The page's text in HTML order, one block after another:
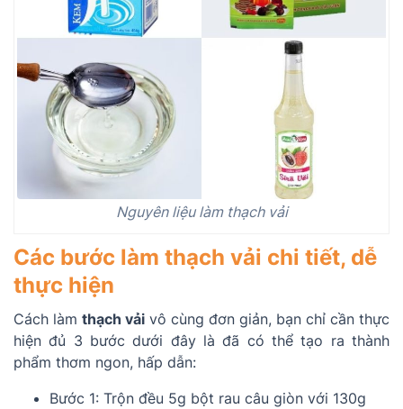
Nguyên liệu làm thạch vải
Các bước làm thạch vải chi tiết, dễ
thực hiện
Cách làm thạch vải vô cùng đơn giản, bạn chỉ cần thực
hiện đủ 3 bước dưới đây là đã có thể tạo ra thành
phẩm thơm ngon, hấp dẫn:
Bước 1: Trộn đều 5g bột rau câu giòn với 130g